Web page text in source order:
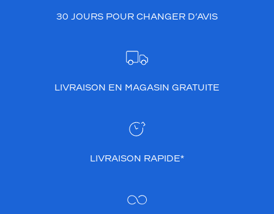
30 JOURS POUR CHANGER D’AVIS
LIVRAISON EN MAGASIN GRATUITE
LIVRAISON RAPIDE*